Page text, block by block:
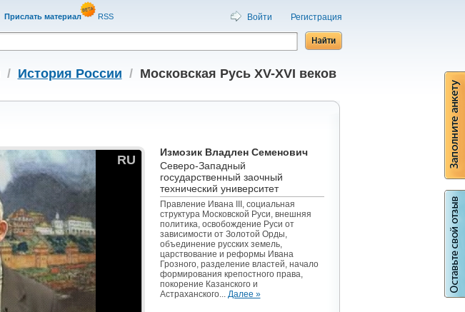
Прислать материал RSS Войти Регистрация
/ История России / Московская Русь XV-XVI веков
RU
Измозик Владлен Семенович
Северо-Западный
государственный заочный
технический университет
Правление Ивана III, социальная
структура Московской Руси, внешняя
политика, освобождение Руси от
зависимости от Золотой Орды,
объединение русских земель,
царствование и реформы Ивана
Грозного, разделение властей, начало
формирования крепостного права,
покорение Казанского и
Астраханского... Далее »